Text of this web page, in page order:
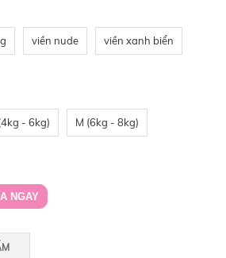
viền nude viền xanh biển
- 6kg) M (6kg - 8kg)